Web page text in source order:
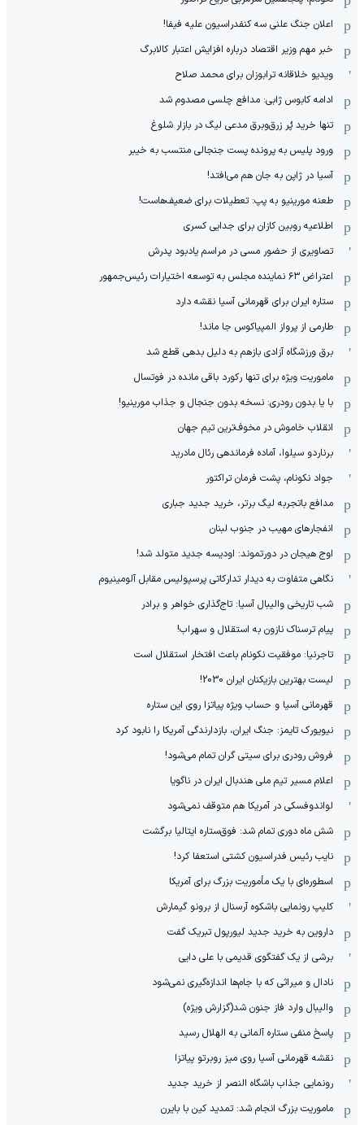
اعلان جنگ علنی سه کنفدراسیون علیه فیفا!
خبر مهم وزیر اقتصاد درباره افزایش اعتبار کالابرگ
ویدیو خلاقانه ترابوزان برای محمد صلاح
ادامه کابوس ژابی: مدافع چلسی مصدوم شد
تنها خرید پُر زرق‌وبرق مدعی لیگ در بازار شلوغ
ورود پلیس به پرونده پست جنجالی منتسب به خیبر
آسیا در ژاپن به جان هم می‌افتد!
طعنه مورینیو به پپ: تعطیلات برای ضعیف‌هاست!
اطلاعیه روبین کازان برای جدایی کسری
تصاویری از حضور مسی در مراسم یادبود پدرش
اعتراض ۶۳ نماینده مجلس به توسعه اختیارات رئیس‌جمهور
ستاره ایران برای قهرمانی آسیا نقشه دارد
طارمی از پرواز المپیاکوس جا ماند!
برق ورزشگاه آزادی بازهم به دلیل بدهی قطع شد
ماموریت ویژه برای تنها رکورد باقی مانده در فوتسال
با یا بدون رودری: نسخه بدون جنجال و جذاب مورینیو!
انقلاب خاموش در مخوف‌‌ترین تیم جهان
برناردو سیلوا، آماده فرماندهی رئال مادرید
جواد نکونام، پشت فرمان تراکتور
مدافع باتجربه لیگ برتر، خرید جدید جباری
انفجارهای مهیب در جنوب لبنان
اوج هیجان در دورتموند: اودیسه جدید متولد شد!
نگاهی متفاوت به دیدار تدارکاتی پرسپولیس مقابل آلومینیوم
شب تاریخی والیبال آسیا: تاج‌گذاری خواهر و برادر
پیام ترسناک نازون به استقلال و سهراب!
تاجرنیا: موفقیت نکونام باعث افتخار استقلال است
لیست بهترین بازیکنان ایران 2030!
قهرمانی آسیا و حساب ویژه پیاتزا روی این ستاره
نیویورک تایمز: جنگ ایران، بازدارندگی آمریکا را نابود کرد
فروش رودری برای سیتی گران تمام می‌شود!
اعلام مسیر تیم ملی هندبال ایران در ناگویا
لواندوفسکی در آمریکا هم متوقف نمی‌شود
شش ماه دوری تمام شد: فوق‌ستاره ایتالیا برگشت
نایب رئیس فدراسیون کشتی استعفا کرد!
اسطوره‌ای با یک مأموریت بزرگ برای آمریکا
کلیپ رونمایی باشکوه آرسنال از برونو گیمارش
داروین به خرید جدید لیورپول تبریک گفت
برشی از یک گفتگوی قدیمی با علی دایی
نادال و میراثی که با جام‌ها اندازه‌گیری نمی‌شود
والیبال وارد فاز جنون شد(گزارش ویژه)
پاسخ منفی ستاره آلمانی به الهلال رسید
نقشه قهرمانی آسیا روی میز روبرتو پیاتزا
رونمایی جذاب باشگاه النصر از خرید جدید
ماموریت بزرگ انجام شد: تمدید کین با بایرن